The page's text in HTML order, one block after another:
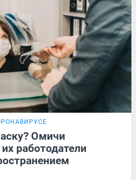
Омичи
работодатели